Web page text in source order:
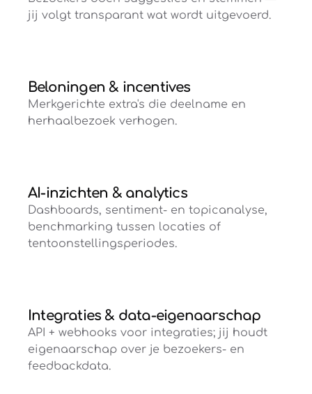
jij volgt transparant wat wordt uitgevoerd.
Beloningen & incentives
Merkgerichte extra's die deelname en
herhaalbezoek verhogen.
AI-inzichten & analytics
Dashboards, sentiment- en topicanalyse,
benchmarking tussen locaties of
tentoonstellingsperiodes.
Integraties & data-eigenaarschap
API + webhooks voor integraties; jij houdt
eigenaarschap over je bezoekers- en
feedbackdata.